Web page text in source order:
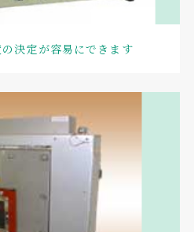
決定が容易にできます